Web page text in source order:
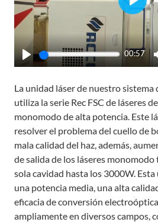
Play
00:57
Play
La unidad láser de nuestro sistema
utiliza la serie Rec FSC de láseres
monomodo de alta potencia. Este
resolver el problema del cuello de
mala calidad del haz, además,
de salida de los láseres
sola cavidad hasta los 3000W.
una potencia media, una alta
eficacia de conversión
ampliamente en diversos campos,